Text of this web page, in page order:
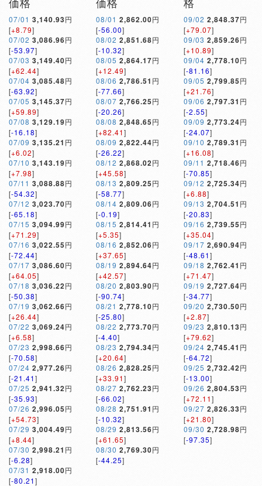
07/01 3,140.93円
[+8.79]
07/02 3,086.96円
[-53.97]
07/03 3,149.40円
[+62.44]
07/04 3,085.48円
[-63.92]
07/05 3,145.37円
[+59.89]
07/08 3,129.19円
[-16.18]
07/09 3,135.21 円
[+6.02]
07/10 3,143.19円
[+7.98]
07/11 3,088.88円
[-54.32]
07/12 3,023.70円
[-65.18]
07/15 3,094.99円
[+71.29]
07/16 3,022.55円
[-72.44]
07/17 3,086.60円
[+64.05]
07/18 3,036.22円
[-50.38]
07/19 3,062.66円
[+26.44]
07/22 3,069.24円
[+6.58]
07/23 2,998.66円
[-70.58]
07/24 2,977.26円
[-21.41]
07/25 2,941.32円
[-35.93]
07/26 2,996.05円
[+54.73]
07/29 3,004.49円
[+8.44]
07/30 2,998.21 円
[-6.28]
07/31 2,918.00円
[-80.21]
08/01 2,862.00円
[-56.00]
08/02 2,851.68円
[-10.32]
08/05 2,864.17円
[+12.49]
08/06 2,786.51 円
[-77.66]
08/07 2,766.25円
[-20.26]
08/08 2,848.65円
[+82.41]
08/09 2,822.44円
[-26.22]
08/12 2,868.02円
[+45.58]
08/13 2,809.25円
[-58.77]
08/14 2,809.06円
[-0.19]
08/15 2,814.41 円
[+5.35]
08/16 2,852.06円
[+37.65]
08/19 2,894.64円
[+42.57]
08/20 2,803.90円
[-90.74]
08/21 2,778.10円
[-25.80]
08/22 2,773.70円
[-4.40]
08/23 2,794.34円
[+20.64]
08/26 2,828.25円
[+33.91]
08/27 2,762.23円
[-66.02]
08/28 2,751.91 円
[-10.32]
08/29 2,813.56円
[+61.65]
08/30 2,769.30円
[-44.25]
09/02 2,848.37円
[+79.07]
09/03 2,859.26円
[+10.89]
09/04 2,778.10円
[-81.16]
09/05 2,799.85円
[+21.76]
09/06 2,797.31 円
[-2.55]
09/09 2,773.24円
[-24.07]
09/10 2,789.31 円
[+16.08]
09/11 2,718.46円
[-70.85]
09/12 2,725.34円
[+6.88]
09/13 2,704.51 円
[-20.83]
09/16 2,739.55円
[+35.04]
09/17 2,690.94円
[-48.61]
09/18 2,762.41 円
[+71.47]
09/19 2,727.64円
[-34.77]
09/20 2,730.50円
[+2.87]
09/23 2,810.13円
[+79.62]
09/24 2,745.41 円
[-64.72]
09/25 2,732.42円
[-13.00]
09/26 2,804.53円
[+72.11]
09/27 2,826.33円
[+21.80]
09/30 2,728.98円
[-97.35]